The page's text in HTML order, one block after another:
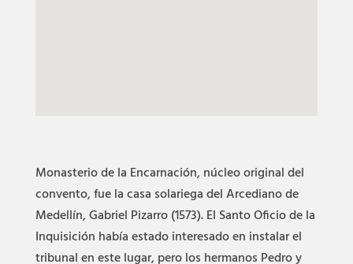
Monasterio de la Encarnación, núcleo original del
convento, fue la casa solariega del Arcediano de
Medellín, Gabriel Pizarro (1573). El Santo Oficio de la
Inquisición había estado interesado en instalar el
tribunal en este lugar, pero los hermanos Pedro y